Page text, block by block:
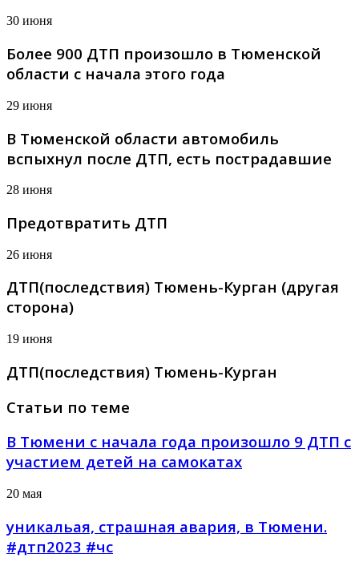
30 июня
Более 900 ДТП произошло в Тюменской
области с начала этого года
29 июня
В Тюменской области автомобиль
вспыхнул после ДТП, есть пострадавшие
28 июня
Предотвратить ДТП
26 июня
ДТП(последствия) Тюмень-Курган (другая
сторона)
19 июня
ДТП(последствия) Тюмень-Курган
Статьи по теме
В Тюмени с начала года произошло 9 ДТП с
участием детей на самокатах
20 мая
уникальая, страшная авария, в Тюмени.
#дтп2023 #чс